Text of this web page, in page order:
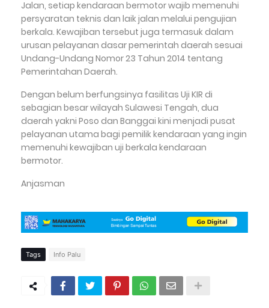
Jalan, setiap kendaraan bermotor wajib memenuhi
persyaratan teknis dan laik jalan melalui pengujian
berkala. Kewajiban tersebut juga termasuk dalam
urusan pelayanan dasar pemerintah daerah sesuai
Undang-Undang Nomor 23 Tahun 2014 tentang
Pemerintahan Daerah.
Dengan belum berfungsinya fasilitas Uji KIR di
sebagian besar wilayah Sulawesi Tengah, dua
daerah yakni Poso dan Banggai kini menjadi pusat
pelayanan utama bagi pemilik kendaraan yang ingin
memenuhi kewajiban uji berkala kendaraan
bermotor.
Anjasman
Tags Info Palu